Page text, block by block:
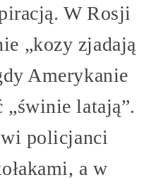
W Rosji
„kozy zjadają
Amerykanie
„świnie latają”.
policjanci
a w